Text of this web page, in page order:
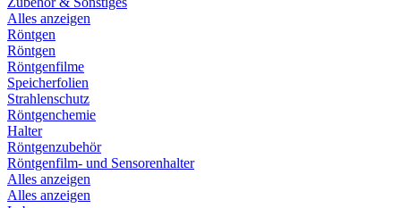
Alles anzeigen
Röntgen
Röntgen
Röntgenfilme
Speicherfolien
Strahlenschutz
Röntgenchemie
Halter
Röntgenzubehör
Röntgenfilm- und Sensorenhalter
Alles anzeigen
Alles anzeigen